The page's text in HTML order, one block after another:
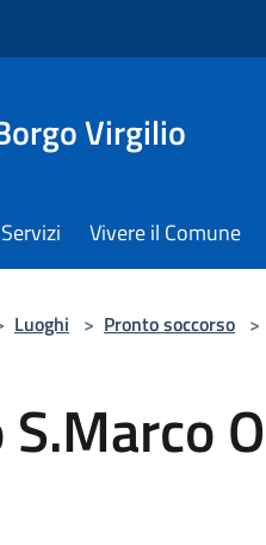
Virgilio
Servizi Vivere il Comune
Luoghi > Pronto soccorso >